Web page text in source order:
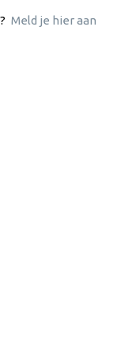
Meld je hier aan